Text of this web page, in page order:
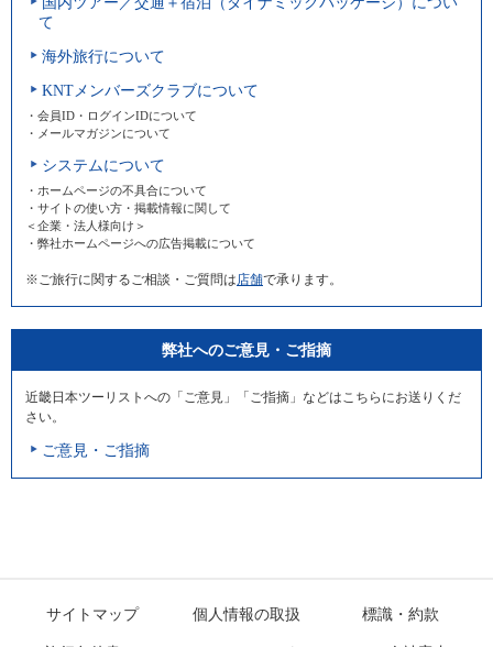
て
海外旅行について
KNTメンバーズクラブについて
・会員ID・ログインIDについて
・メールマガジンについて
システムについて
・ホームページの不具合について
・サイトの使い方・掲載情報に関して
＜企業・法人様向け＞
・弊社ホームページへの広告掲載について
※ご旅行に関するご相談・ご質問は 店舗で承ります。
弊社へのご意見・ご指摘
近畿日本ツーリストへの「ご意見」「ご指摘」などはこちらにお送りくだ
さい。
ご意見・ご指摘
サイトマップ 個人情報の取扱 標識・約款